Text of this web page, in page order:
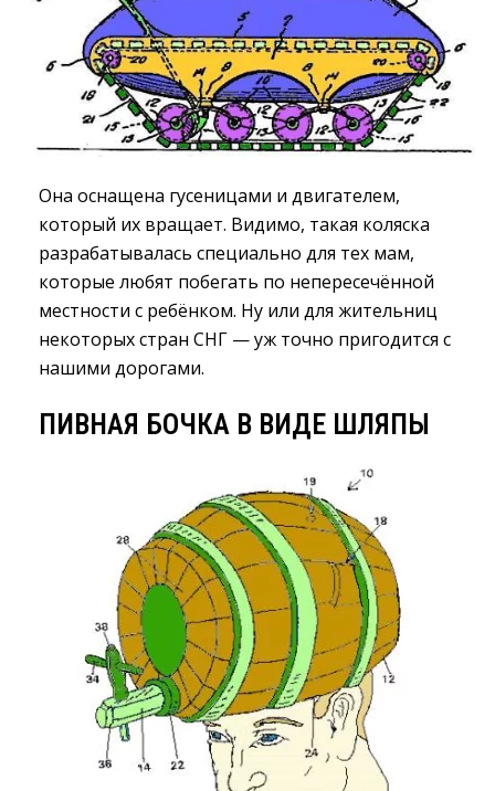
Она оснащена гусеницами и двигателем,
который их вращает. Видимо, такая коляска
разрабатывалась специально для тех мам,
которые любят побегать по непересечённой
местности с ребёнком. Ну или для жительниц
некоторых стран СНГ — уж точно пригодится с
нашими дорогами.
ПИВНАЯ БОЧКА В ВИДЕ ШЛЯПЫ